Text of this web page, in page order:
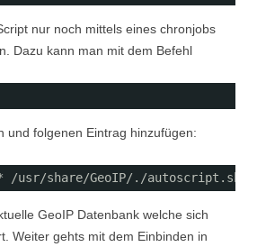
nur noch mittels eines chronjobs
Dazu kann man mit dem Befehl
und folgenen Eintrag hinzufügen:
/usr/share/GeoIP/ . /autoscript .sh
GeoIP Datenbank welche sich
Weiter gehts mit dem Einbinden in